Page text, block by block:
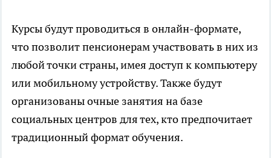
Курсы будут проводиться в онлайн-формате,
что позволит пенсионерам участвовать в них из
любой точки страны, имея доступ к компьютеру
или мобильному устройству. Также будут
организованы очные занятия на базе
социальных центров для тех, кто предпочитает
традиционный формат обучения.